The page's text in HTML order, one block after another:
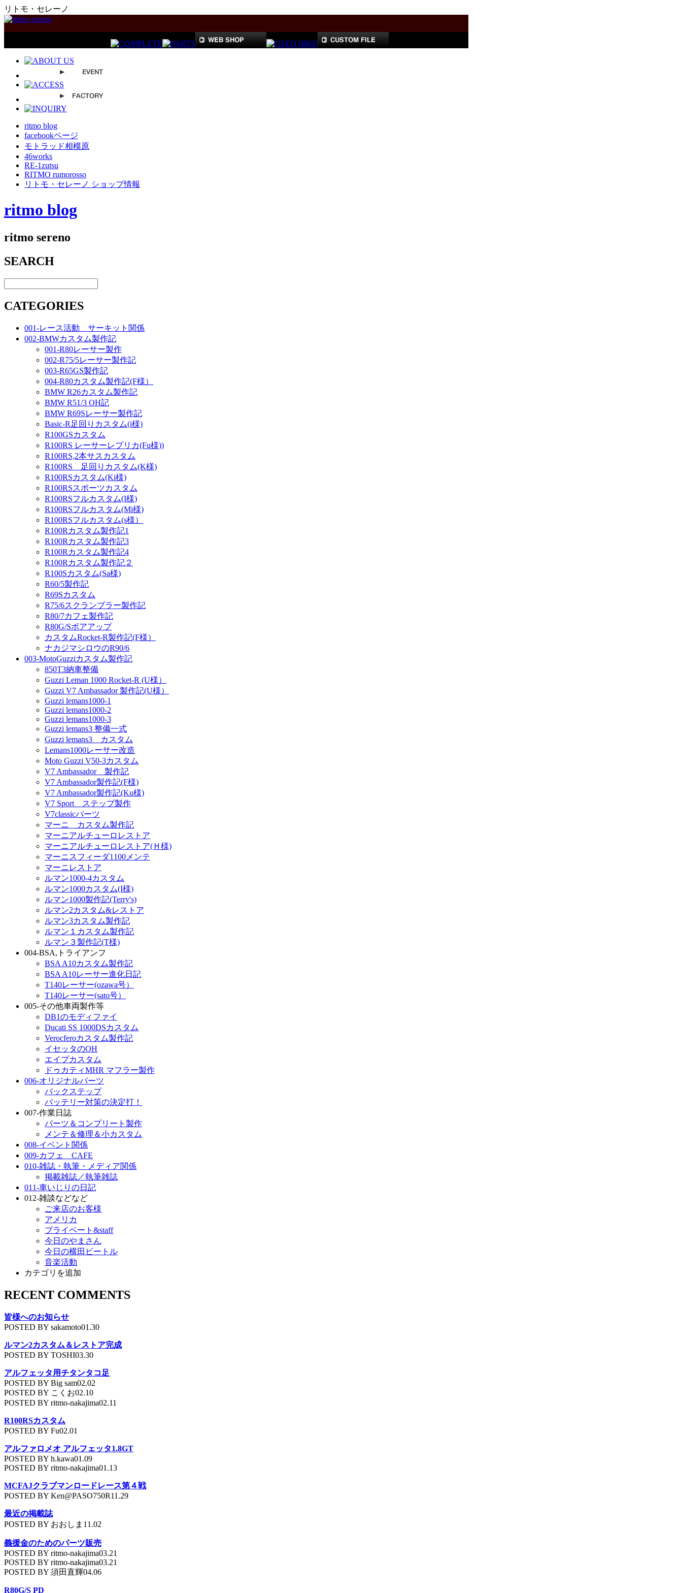
リトモ・セレーノ
ritmo blog
facebookページ
モトラッド相模原
46works
RE-1zutsu
RITMO rumorosso
リトモ・セレーノ ショップ情報
ritmo blog
ritmo sereno
SEARCH
CATEGORIES
001-レース活動 サーキット関係
002-BMWカスタム製作記
001-R80レーサー製作
002-R75/5レーサー製作記
003-R65GS製作記
004-R80カスタム製作記(F様）
BMW R26カスタム製作記
BMW R51/3 OH記
BMW R69Sレーサー製作記
Basic-R足回りカスタム(i様)
R100GSカスタム
R100RS レーサーレプリカ(Fu様))
R100RS,2本サスカスタム
R100RS 足回りカスタム(K様)
R100RSカスタム(Ki様)
R100RSスポーツカスタム
R100RSフルカスタム(I様)
R100RSフルカスタム(Mi様)
R100RSフルカスタム(s様）
R100Rカスタム製作記1
R100Rカスタム製作記3
R100Rカスタム製作記4
R100Rカスタム製作記２
R100Sカスタム(Sa様)
R60/5製作記
R69Sカスタム
R75/6スクランブラー製作記
R80/7カフェ製作記
R80G/Sボアアップ
カスタムRocket-R製作記(F様）
ナカジマシロウのR90/6
003-MotoGuzziカスタム製作記
850T3納車整備
Guzzi Leman 1000 Rocket-R (U様）
Guzzi V7 Ambassador 製作記(U様）
Guzzi lemans1000-1
Guzzi lemans1000-2
Guzzi lemans1000-3
Guzzi lemans3 整備一式
Guzzi lemans3 カスタム
Lemans1000レーサー改造
Moto Guzzi V50-3カスタム
V7 Ambassador 製作記
V7 Ambassador製作記(F様)
V7 Ambassador製作記(Ku様)
V7 Sport ステップ製作
V7classicパーツ
マーニ カスタム製作記
マーニアルチューロレストア
マーニアルチューロレストア(Ｈ様)
マーニスフィーダ1100メンテ
マーニレストア
ルマン1000-4カスタム
ルマン1000カスタム(I様)
ルマン1000製作記(Terry's)
ルマン2カスタム&レストア
ルマン3カスタム製作記
ルマン１カスタム製作記
ルマン３製作記(T様)
004-BSA,トライアンフ
BSA A10カスタム製作記
BSA A10レーサー進化日記
T140レーサー(ozawa号）
T140レーサー(sato号）
005-その他車両製作等
DB1のモディファイ
Ducati SS 1000DSカスタム
Verocferoカスタム製作記
イセッタのOH
エイプカスタム
ドゥカティMHR マフラー製作
006-オリジナルパーツ
バックステップ
バッテリー対策の決定打！
007-作業日誌
パーツ＆コンプリート製作
メンテ＆修理＆小カスタム
008-イベント関係
009-カフェ CAFE
010-雑誌・執筆・メディア関係
掲載雑誌／執筆雑誌
011-車いじりの日記
012-雑談などなど
ご来店のお客様
アメリカ
プライベート&staff
今日のやまさん
今日の横田ビートル
音楽活動
カテゴリを追加
RECENT COMMENTS
皆様へのお知らせ
POSTED BY sakamoto01.30
ルマン2カスタム＆レストア完成
POSTED BY TOSHI03.30
アルフェッタ用チタンタコ足
POSTED BY Big sam02.02
POSTED BY こくお02.10
POSTED BY ritmo-nakajima02.11
R100RSカスタム
POSTED BY Fu02.01
アルファロメオ アルフェッタ1.8GT
POSTED BY h.kawa01.09
POSTED BY ritmo-nakajima01.13
MCFAJクラブマンロードレース第４戦
POSTED BY Ken@PASO750R11.29
最近の掲載誌
POSTED BY おおしま11.02
義援金のためのパーツ販売
POSTED BY ritmo-nakajima03.21
POSTED BY ritmo-nakajima03.21
POSTED BY 須田直輝04.06
R80G/S PD